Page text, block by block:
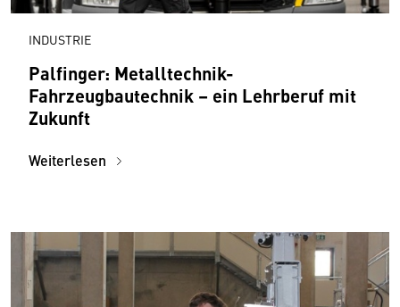
INDUSTRIE
Palfinger: Metalltechnik-
Fahrzeugbautechnik – ein Lehrberuf mit
Zukunft
Weiterlesen